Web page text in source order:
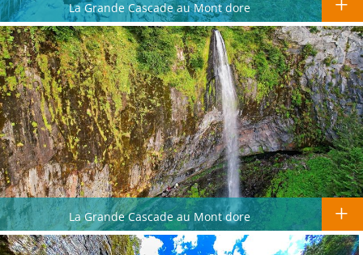
La Grande Cascade au Mont dore
La Grande Cascade au Mont dore